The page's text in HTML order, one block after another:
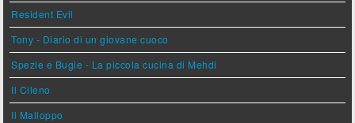
Resident Evil
Tony - Diario di un giovane cuoco
Spezie e Bugie - La piccola cucina di Mehdi
Il Cileno
Il Malloppo